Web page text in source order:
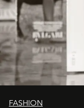
FASHION